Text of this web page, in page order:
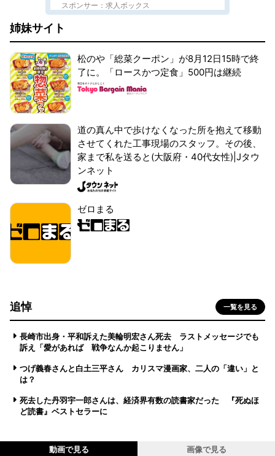
スポンサー：求人ボックス
姉妹サイト
松のや「総菜クーポン」が8月12日15時で終
了に。「ロースかつ定食」500円は継続
道の真ん中で歩けなくなった所を抱えて移動
させてくれた工事現場のスタッフ。その後、
家まで私を送ると(大阪府・40代女性)|Jタウ
ンネット
ゼロまる
追悼 一覧を見る
長崎市出身・平和訴えた美輪明宏さん死去 ラストメッセージでも
訴え「愛があれば 戦争なんか起こりません」
つげ義春さんと白土三平さん カリスマ漫画家、二人の「違い」と
は？
死去した丹羽宇一郎さんは、経済界有数の読書家だった 『死ぬほ
ど読書』ベストセラーに
動画で見る 画像で見る